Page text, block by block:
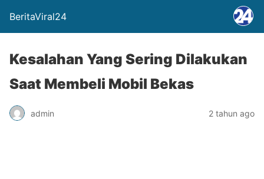
BeritaViral24
Kesalahan Yang Sering Dilakukan
Saat Membeli Mobil Bekas
admin 2 tahun ago